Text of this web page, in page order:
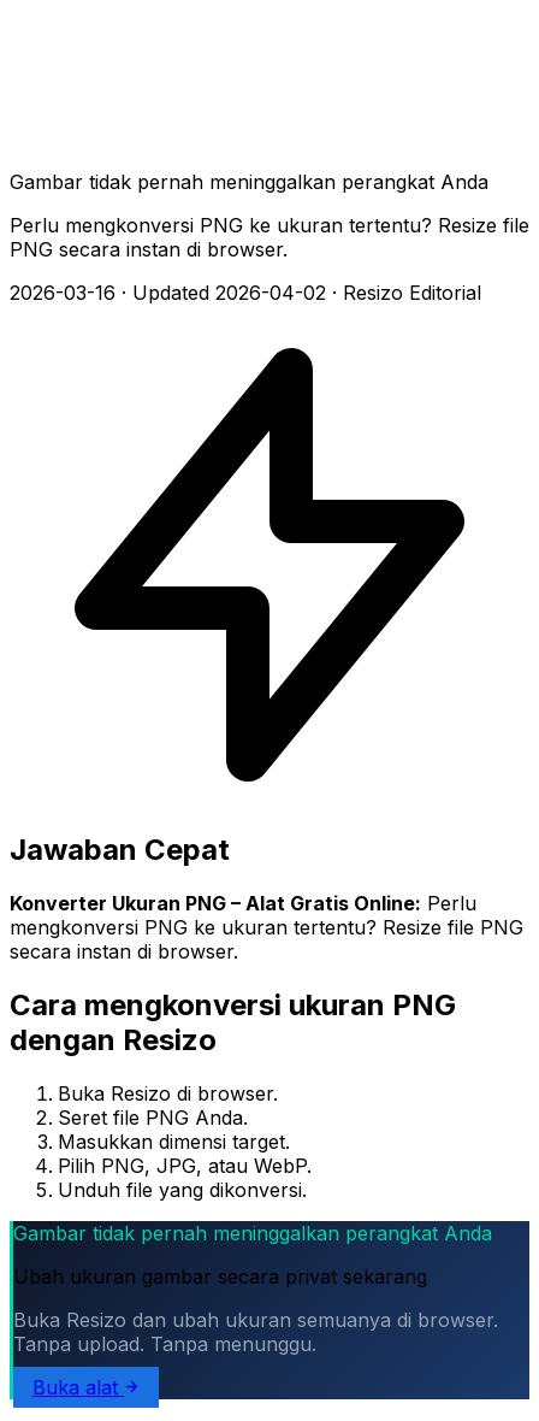
Gambar tidak pernah meninggalkan perangkat Anda
Perlu mengkonversi PNG ke ukuran tertentu? Resize file
PNG secara instan di browser.
2026-03-16 · Updated 2026-04-02 · Resizo Editorial
Jawaban Cepat
Konverter Ukuran PNG – Alat Gratis Online: Perlu
mengkonversi PNG ke ukuran tertentu? Resize file PNG
secara instan di browser.
Cara mengkonversi ukuran PNG
dengan Resizo
Buka Resizo di browser.
Seret file PNG Anda.
Masukkan dimensi target.
Pilih PNG, JPG, atau WebP.
Unduh file yang dikonversi.
Gambar tidak pernah meninggalkan perangkat Anda
Ubah ukuran gambar secara privat sekarang
Buka Resizo dan ubah ukuran semuanya di browser.
Tanpa upload. Tanpa menunggu.
Buka alat